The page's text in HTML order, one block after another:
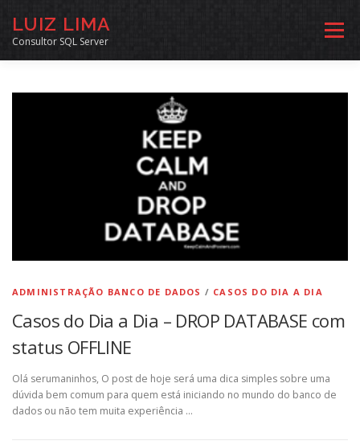
LUIZ LIMA
Consultor SQL Server
Menu
MENTORIA SQL CURSOS EXERCÍCIOS SQL
LINKS COMUNIDADE
CONTATO
ADMINISTRAÇÃO BANCO DE DADOS / CASOS DO DIA A DIA
Casos do Dia a Dia – DROP DATABASE com
status OFFLINE
Olá serumaninhos, O post de hoje será uma dica simples sobre uma
dúvida bem comum para quem está iniciando no mundo do banco de
dados ou não tem muita experiência …